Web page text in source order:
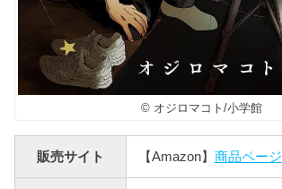
© オジロマコト/小学館
販売サイト 【Amazon】 商品ページ